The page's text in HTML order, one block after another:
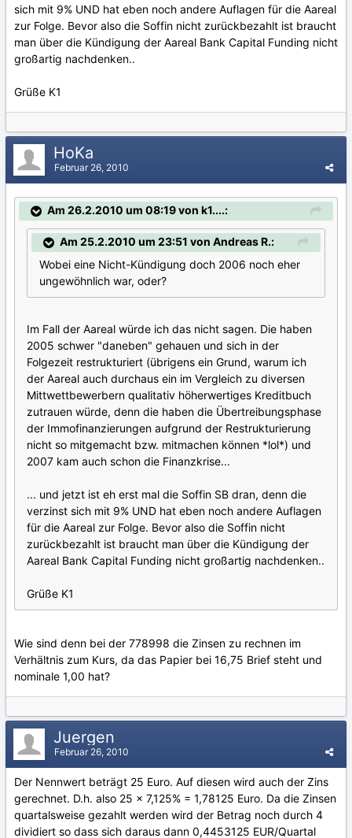
sich mit 9% UND hat eben noch andere Auflagen für die Aareal
zur Folge. Bevor also die Soffin nicht zurückbezahlt ist braucht
man über die Kündigung der Aareal Bank Capital Funding nicht
großartig nachdenken..
Grüße K1
HoKa
Februar 26, 2010
Am 26.2.2010 um 08:19 von k1....:
Am 25.2.2010 um 23:51 von Andreas R.:
Wobei eine Nicht-Kündigung doch 2006 noch eher
ungewöhnlich war, oder?
Im Fall der Aareal würde ich das nicht sagen. Die haben
2005 schwer "daneben" gehauen und sich in der
Folgezeit restrukturiert (übrigens ein Grund, warum ich
der Aareal auch durchaus ein im Vergleich zu diversen
Mittwettbewerbern qualitativ höherwertiges Kreditbuch
zutrauen würde, denn die haben die Übertreibungsphase
der Immofinanzierungen aufgrund der Restrukturierung
nicht so mitgemacht bzw. mitmachen können *lol*) und
2007 kam auch schon die Finanzkrise...
... und jetzt ist eh erst mal die Soffin SB dran, denn die
verzinst sich mit 9% UND hat eben noch andere Auflagen
für die Aareal zur Folge. Bevor also die Soffin nicht
zurückbezahlt ist braucht man über die Kündigung der
Aareal Bank Capital Funding nicht großartig nachdenken..
Grüße K1
Wie sind denn bei der 778998 die Zinsen zu rechnen im
Verhältnis zum Kurs, da das Papier bei 16,75 Brief steht und
nominale 1,00 hat?
Juergen
Februar 26, 2010
Der Nennwert beträgt 25 Euro. Auf diesen wird auch der Zins
gerechnet. D.h. also 25 x 7,125% = 1,78125 Euro. Da die Zinsen
quartalsweise gezahlt werden wird der Betrag noch durch 4
dividiert so dass sich daraus dann 0,4453125 EUR/Quartal